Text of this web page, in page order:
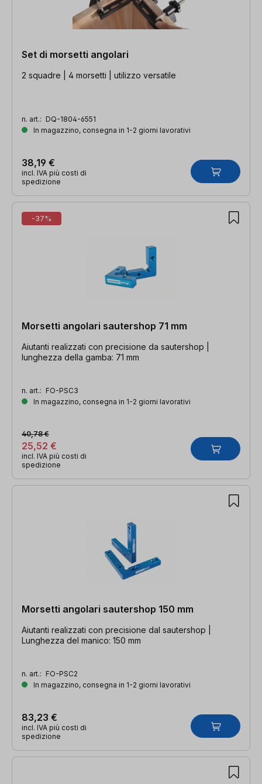
Set di morsetti angolari
2 squadre | 4 morsetti | utilizzo versatile
n. art.: DQ-1804-6551
In magazzino, consegna in 1-2 giorni lavorativi
38,19 €
incl. IVA più costi di
spedizione
-37%
Morsetti angolari sautershop 71 mm
Aiutanti realizzati con precisione da sautershop |
lunghezza della gamba: 71 mm
n. art.: FO-PSC3
In magazzino, consegna in 1-2 giorni lavorativi
25,52 €
40,78 €
incl. IVA più costi di
spedizione
Morsetti angolari sautershop 150 mm
Aiutanti realizzati con precisione dal sautershop |
Lunghezza del manico: 150 mm
n. art.: FO-PSC2
In magazzino, consegna in 1-2 giorni lavorativi
83,23 €
incl. IVA più costi di
spedizione